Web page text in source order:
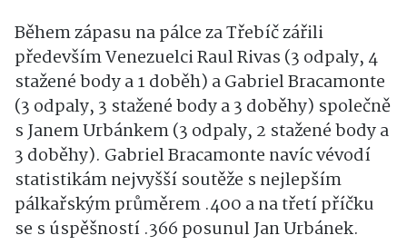
Během zápasu na pálce za Třebíč zářili
především Venezuelci Raul Rivas (3 odpaly, 4
stažené body a 1 doběh) a Gabriel Bracamonte
(3 odpaly, 3 stažené body a 3 doběhy) společně
s Janem Urbánkem (3 odpaly, 2 stažené body a
3 doběhy). Gabriel Bracamonte navíc vévodí
statistikám nejvyšší soutěže s nejlepším
pálkařským průměrem .400 a na třetí příčku
se s úspěšností .366 posunul Jan Urbánek.